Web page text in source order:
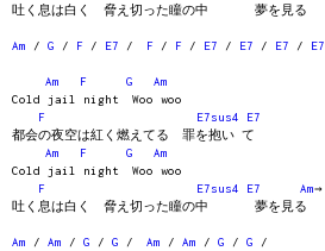
吐く息は白く 脅え切った瞳の中 夢を見る
Am / G / F / E7 / F / F / E7 / E7 / E7 / E7
Am F G
Am
Cold jail night Woo woo
F
E7sus4
E7
都会の夜空は紅く燃えてる 罪を抱い て
Am
F G
Am
Cold jail night Woo woo
F
E7sus4 E7 Am→
吐く息は白く 脅え切った瞳の中 夢を見る
Am / Am / G / G / Am / Am / G / G /